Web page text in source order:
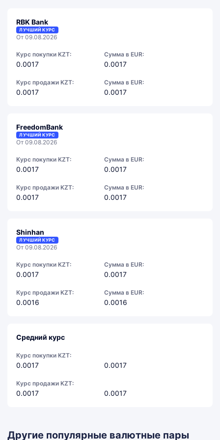
RBK Bank
ЛУЧШИЙ КУРС
От 09.08.2026
Курс покупки KZT:
0.0017
Сумма в EUR:
0.0017
Курс продажи KZT:
0.0017
Сумма в EUR:
0.0017
FreedomBank
ЛУЧШИЙ КУРС
От 09.08.2026
Курс покупки KZT:
0.0017
Сумма в EUR:
0.0017
Курс продажи KZT:
0.0017
Сумма в EUR:
0.0017
Shinhan
ЛУЧШИЙ КУРС
От 09.08.2026
Курс покупки KZT:
0.0017
Сумма в EUR:
0.0017
Курс продажи KZT:
0.0016
Сумма в EUR:
0.0016
Средний курс
Курс покупки KZT:
0.0017 0.0017
Курс продажи KZT:
0.0017 0.0017
Другие популярные валютные пары